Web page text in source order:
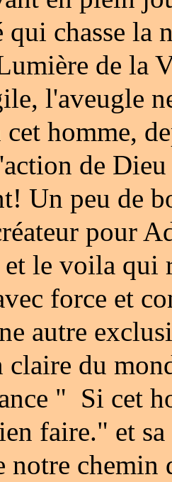
qui chasse la
de la
l'aveugle
homme,
de
Un peu de
pour
le voila qui
force et
autre
claire du
" Si cet
faire." et
chemin